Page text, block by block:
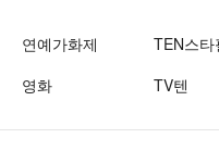
연예가화제 TEN스타
영화
TV텐